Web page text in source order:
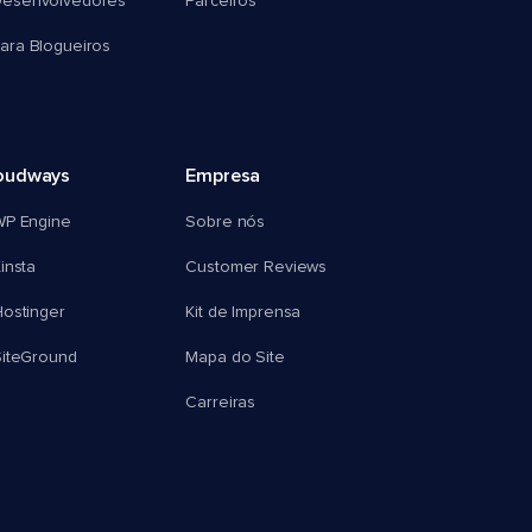
Blogueiros
Engine
Empresa
Sobre nós
Customer Reviews
Kit de Imprensa
Mapa do Site
Carreiras